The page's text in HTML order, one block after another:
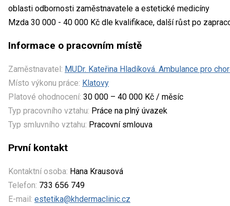
oblasti odbornosti zaměstnavatele a estetické medicíny
Mzda 30 000 - 40 000 Kč dle kvalifikace, další růst po
Informace o pracovním místě
Zaměstnavatel: MUDr. Kateřina Hladíková. Ambulance pro
Místo výkonu práce: Klatovy
Platové ohodnocení: 30 000 – 40 000 Kč / měsíc
Typ pracovního vztahu: Práce na plný úvazek
Typ smluvního vztahu: Pracovní smlouva
První kontakt
Kontaktní osoba: Hana Krausová
Telefon: 733 656 749
E-mail: estetika@khdermaclinic.cz